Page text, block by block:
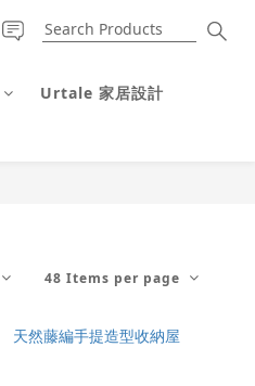
Urtale 家居設計
48 Items per page